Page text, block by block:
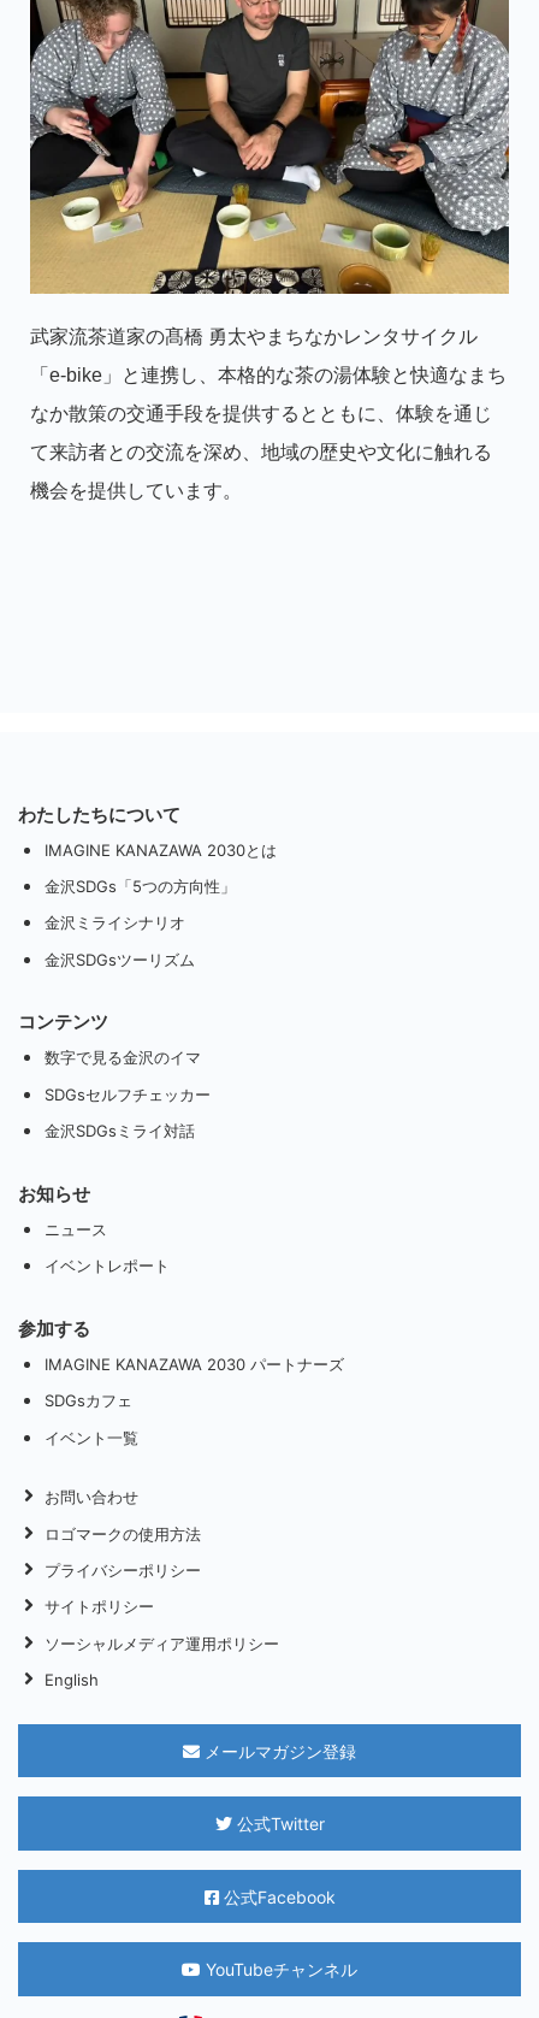
武家流茶道家の髙橋 勇太やまちなかレンタサイクル
「e-bike」と連携し、本格的な茶の湯体験と快適なまち
なか散策の交通手段を提供するとともに、体験を通じ
て来訪者との交流を深め、地域の歴史や文化に触れる
機会を提供しています。
わたしたちについて
IMAGINE KANAZAWA 2030とは
金沢SDGs「5つの方向性」
金沢ミライシナリオ
金沢SDGsツーリズム
コンテンツ
数字で見る金沢のイマ
SDGsセルフチェッカー
金沢SDGsミライ対話
お知らせ
ニュース
イベントレポート
参加する
IMAGINE KANAZAWA 2030 パートナーズ
SDGsカフェ
イベント一覧
お問い合わせ
ロゴマークの使用方法
プライバシーポリシー
サイトポリシー
ソーシャルメディア運用ポリシー
English
メールマガジン登録
公式Twitter
公式Facebook
YouTubeチャンネル